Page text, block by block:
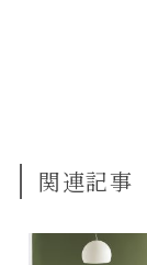
関連記事